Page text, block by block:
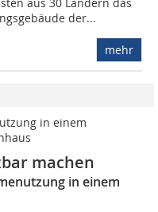
aus 30 Ländern das
der...
mehr
in einem
machen
in einem